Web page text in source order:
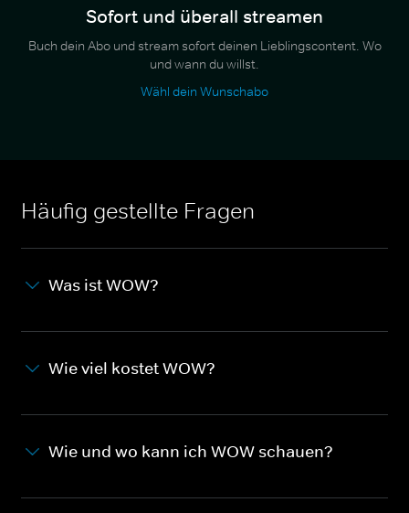
Sofort und überall streamen
Buch dein Abo und stream sofort deinen Lieblingscontent. Wo
und wann du willst.
Wähl dein Wunschabo
Häufig gestellte Fragen
Was ist WOW?
Wie viel kostet WOW?
Wie und wo kann ich WOW schauen?